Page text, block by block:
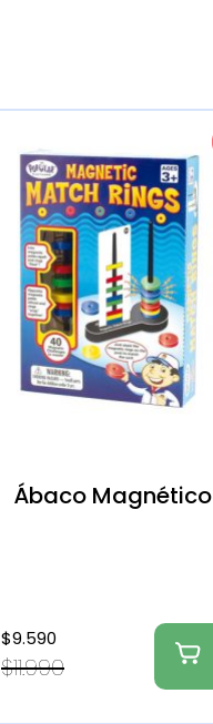
Ábaco Magnético
$11.990
$9.590